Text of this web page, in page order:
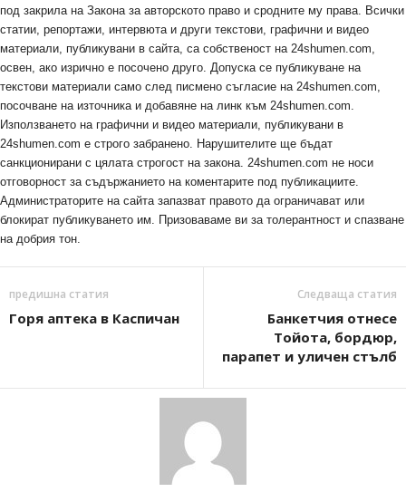
под закрила на Закона за авторското право и сродните му права. Всички
статии, репортажи, интервюта и други текстови, графични и видео
материали, публикувани в сайта, са собственост на 24shumen.com,
освен, ако изрично е посочено друго. Допуска се публикуване на
текстови материали само след писмено съгласие на 24shumen.com,
посочване на източника и добавяне на линк към 24shumen.com.
Използването на графични и видео материали, публикувани в
24shumen.com е строго забранено. Нарушителите ще бъдат
санкционирани с цялата строгост на закона. 24shumen.com не носи
отговорност за съдържанието на коментарите под публикациите.
Администраторите на сайта запазват правото да ограничават или
блокират публикуването им. Призоваваме ви за толерантност и спазване
на добрия тон.
предишна статия
Горя аптека в Каспичан
Следваща статия
Банкетчия отнесе
Тойота, бордюр,
парапет и уличен стълб